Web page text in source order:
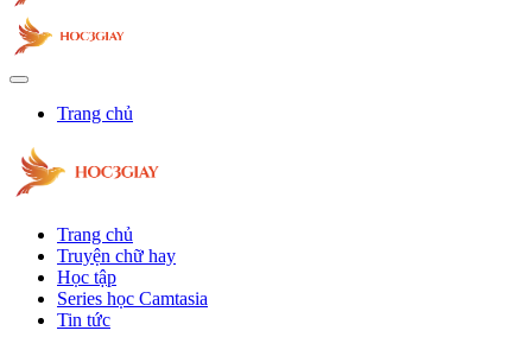
Trang chủ
Trang chủ
Truyện chữ hay
Học tập
Series học Camtasia
Tin tức